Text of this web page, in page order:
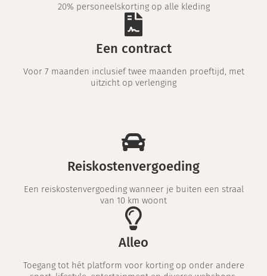
20% personeelskorting op alle kleding
Een contract
Voor 7 maanden inclusief twee maanden proeftijd, met
uitzicht op verlenging
Reiskostenvergoeding
Een reiskostenvergoeding wanneer je buiten een straal
van 10 km woont
Alleo
Toegang tot hét platform voor korting op onder andere